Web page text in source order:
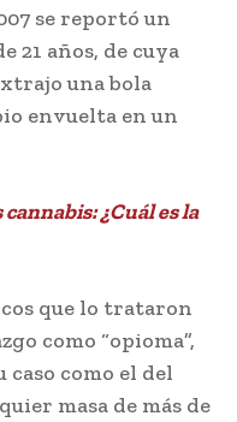
se reportó un
21 años, de cuya
una bola
envuelta en un
¿Cuál es la
que lo trataron
como “opioma”,
como el del
masa de más de